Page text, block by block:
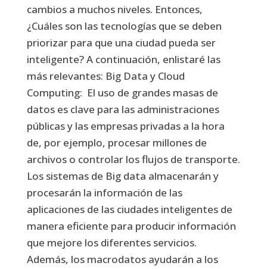
cambios a muchos niveles. Entonces,
¿Cuáles son las tecnologías que se deben
priorizar para que una ciudad pueda ser
inteligente? A continuación, enlistaré las
más relevantes: Big Data y Cloud
Computing: El uso de grandes masas de
datos es clave para las administraciones
públicas y las empresas privadas a la hora
de, por ejemplo, procesar millones de
archivos o controlar los flujos de transporte.
Los sistemas de Big data almacenarán y
procesarán la información de las
aplicaciones de las ciudades inteligentes de
manera eficiente para producir información
que mejore los diferentes servicios.
Además, los macrodatos ayudarán a los